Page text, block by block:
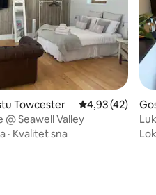
Towcester Prosječna
4,93 (42)
Seawell Valley
· Kvalitet sna
t